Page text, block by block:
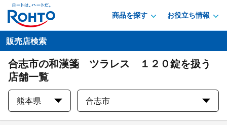
商品を探す お役立ち情報
販売店検索
合志市の和漢箋 ツラレス １２０錠を扱う
店舗一覧
熊本県 合志市